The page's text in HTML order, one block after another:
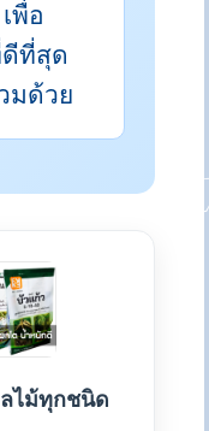
พื่อ
ที่สุด
มด้วย
ลไม้ทุกชนิด